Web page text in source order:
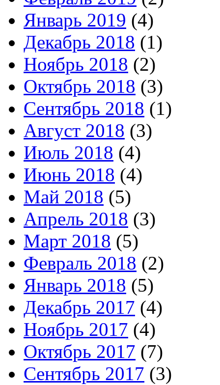
Январь 2019 (4)
Декабрь 2018 (1)
Ноябрь 2018 (2)
Октябрь 2018 (3)
Сентябрь 2018 (1)
Август 2018 (3)
Июль 2018 (4)
Июнь 2018 (4)
Май 2018 (5)
Апрель 2018 (3)
Март 2018 (5)
Февраль 2018 (2)
Январь 2018 (5)
Декабрь 2017 (4)
Ноябрь 2017 (4)
Октябрь 2017 (7)
Сентябрь 2017 (3)